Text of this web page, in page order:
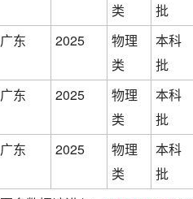
类
批
广东
2025
物理
类
本科
批
广东
2025
物理
类
本科
批
广东
2025
物理
类
本科
批